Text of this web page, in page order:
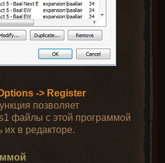
-> Register
позволяет
файлы с этой программой
их в редакторе.